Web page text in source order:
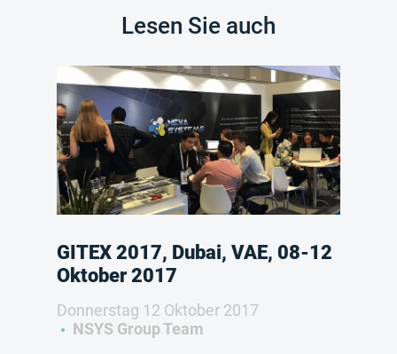
Lesen Sie auch
GITEX 2017, Dubai, VAE, 08-12
Oktober 2017
Donnerstag 12 Oktober 2017
NSYS Group Team